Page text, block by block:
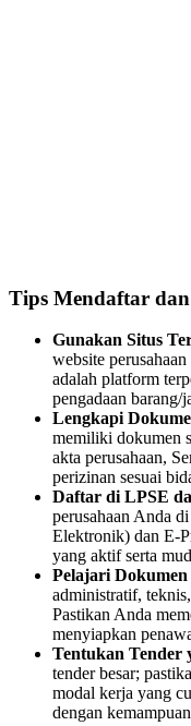
Tips Mendaftar
Gunakan Situs
website
adalah platform
pengadaan barang/
Lengkapi
memiliki dokumen
akta perusahaan,
perizinan sesuai
Daftar di LPSE
perusahaan Anda
Elektronik) dan E-
yang aktif serta
Pelajari
administratif,
Pastikan Anda
menyiapkan
Tentukan Tender
tender besar;
modal kerja yang
dengan